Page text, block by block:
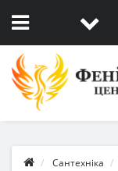
Сантехніка